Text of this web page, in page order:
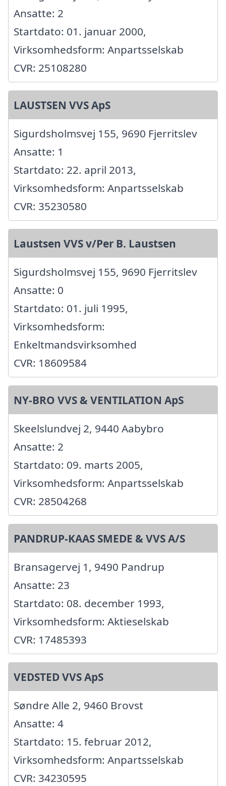
Ansatte: 2
Startdato: 01. januar 2000,
Virksomhedsform: Anpartsselskab
CVR: 25108280
LAUSTSEN VVS ApS
Sigurdsholmsvej 155, 9690 Fjerritslev
Ansatte: 1
Startdato: 22. april 2013,
Virksomhedsform: Anpartsselskab
CVR: 35230580
Laustsen VVS v/Per B. Laustsen
Sigurdsholmsvej 155, 9690 Fjerritslev
Ansatte: 0
Startdato: 01. juli 1995,
Virksomhedsform:
Enkeltmandsvirksomhed
CVR: 18609584
NY-BRO VVS & VENTILATION ApS
Skeelslundvej 2, 9440 Aabybro
Ansatte: 2
Startdato: 09. marts 2005,
Virksomhedsform: Anpartsselskab
CVR: 28504268
PANDRUP-KAAS SMEDE & VVS A/S
Bransagervej 1, 9490 Pandrup
Ansatte: 23
Startdato: 08. december 1993,
Virksomhedsform: Aktieselskab
CVR: 17485393
VEDSTED VVS ApS
Søndre Alle 2, 9460 Brovst
Ansatte: 4
Startdato: 15. februar 2012,
Virksomhedsform: Anpartsselskab
CVR: 34230595